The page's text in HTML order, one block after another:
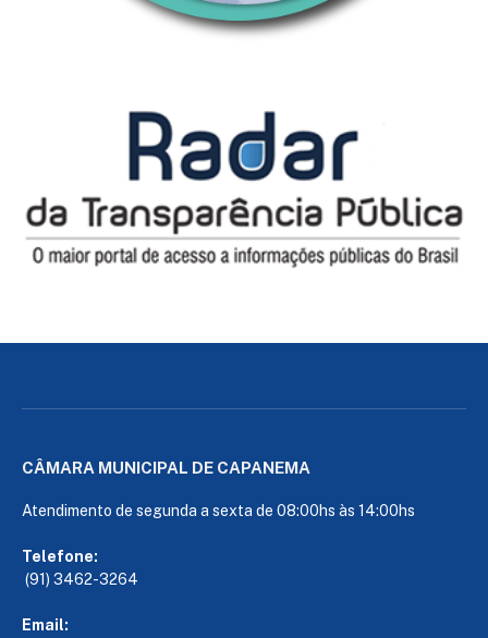
CÂMARA MUNICIPAL DE CAPANEMA
Atendimento de segunda a sexta de 08:00hs às 14:00hs
Telefone:
(91) 3462-3264
Email: